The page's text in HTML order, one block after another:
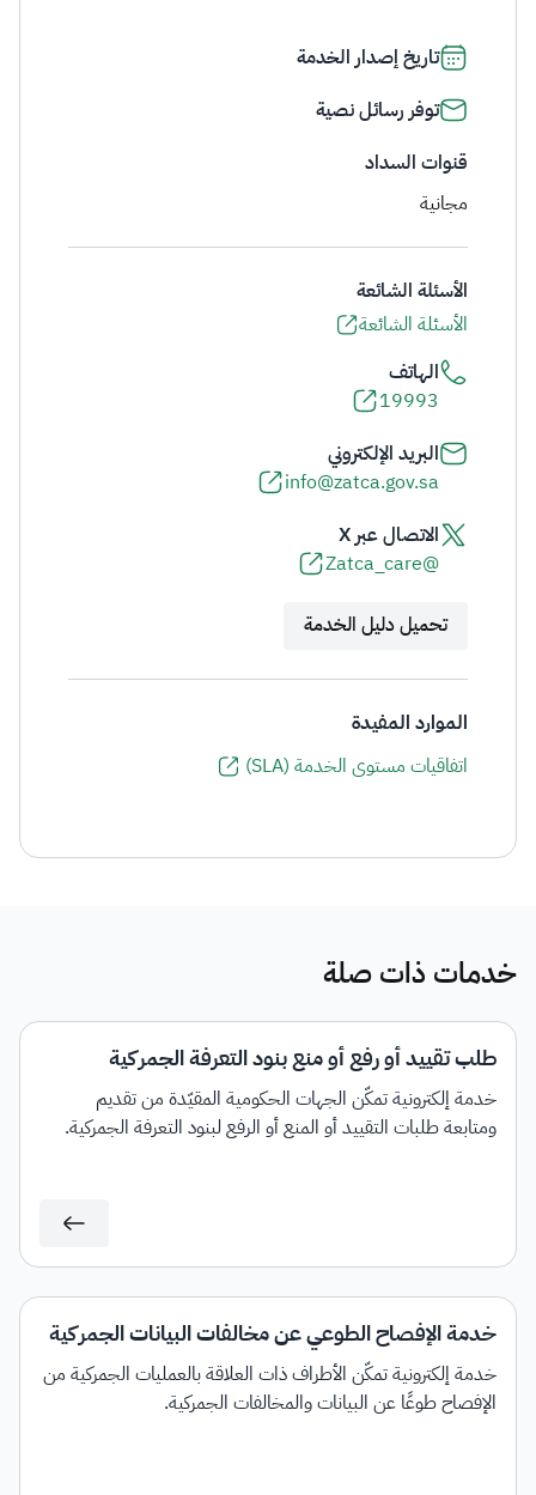
تاريخ إصدار الخدمة
توفر رسائل نصية
قنوات السداد
مجانية
الأسئلة الشائعة
الأسئلة الشائعة
الهاتف
19993
البريد الإلكتروني
info@zatca.gov.sa
الاتصال عبر X
@Zatca_care
تحميل دليل الخدمة
الموارد المفيدة
اتفاقيات مستوى الخدمة (SLA)
خدمات ذات صلة
طلب تقييد أو رفع أو منع بنود التعرفة الجمركية
خدمة إلكترونية تمكّن الجهات الحكومية المقيّدة من تقديم
ومتابعة طلبات التقييد أو المنع أو الرفع لبنود التعرفة الجمركية.
خدمة الإفصاح الطوعي عن مخالفات البيانات الجمركية
خدمة إلكترونية تمكّن الأطراف ذات العلاقة بالعمليات الجمركية من
الإفصاح طوعًا عن البيانات والمخالفات الجمركية.